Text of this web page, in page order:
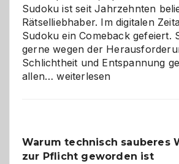
Sudoku ist seit Jahrzehnten
Rätselliebhaber. Im digitalen
Sudoku ein Comeback gefeiert.
gerne wegen der
Schlichtheit und Entspannung
allen…Sudoku
den
Logikrätseln
weiterlesen
Warum technisch sauberes
zur Pflicht geworden ist